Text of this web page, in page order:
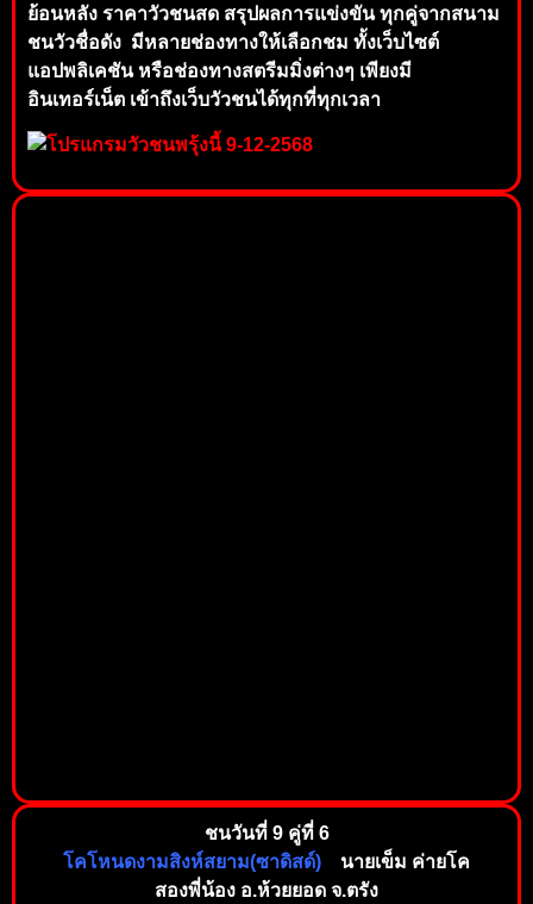
ย้อนหลัง ราคาวัวชนสด สรุปผลการแข่งขัน ทุกคู่จากสนาม
ชนวัวชื่อดัง มีหลายช่องทางให้เลือกชม ทั้งเว็บไซต์
แอปพลิเคชัน หรือช่องทางสตรีมมิ่งต่างๆ เพียงมี
อินเทอร์เน็ต เข้าถึงเว็บวัวชนได้ทุกที่ทุกเวลา
ชนวันที่ 9 คู่ที่ 6
โคโหนดงามสิงห์สยาม(ซาดิสด์) นายเข็ม ค่ายโค
สองพี่น้อง อ.ห้วยยอด จ.ตรัง